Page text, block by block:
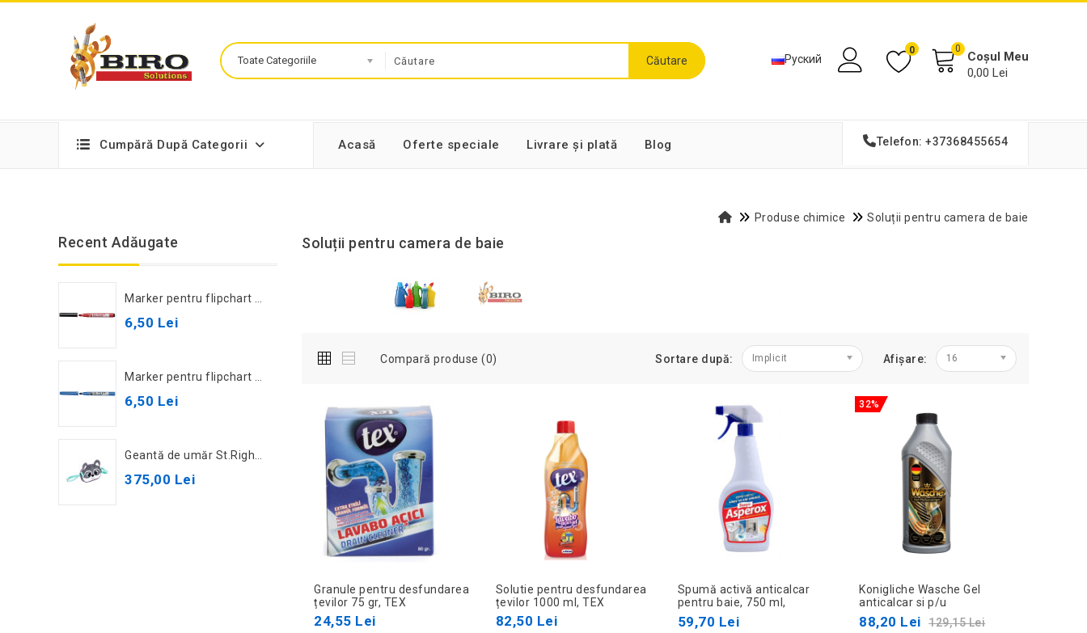
Căutare Руский
0 0
Coșul Meu
0,00 Lei
Cumpără După Categorii Acasă Oferte speciale Livrare și plată Blog Telefon: +37368455654
Recent Adăugate
Marker pentru flipchart Hi-Text 540SW, roșu
6,50 Lei
Marker pentru flipchart Hi-Text 540SW, albastru
6,50 Lei
Geantă de umăr St.Right SB-01 Raccoon 67017
375,00 Lei
Produse chimice Soluții pentru camera de baie
Soluții pentru camera de baie
Compară produse (0) Sortare după: Implicit Afișare: 16
Granule pentru desfundarea
țevilor 75 gr, TEX
24,55 Lei
Solutie pentru desfundarea
țevilor 1000 ml, TEX
82,50 Lei
Spumă activă anticalcar
pentru baie, 750 ml,
ASPEROX
59,70 Lei
32%
Konigliche Wasche Gel
anticalcar si p/u
desfundarea tevilor 1000 ml
88,20 Lei 129,15 Lei